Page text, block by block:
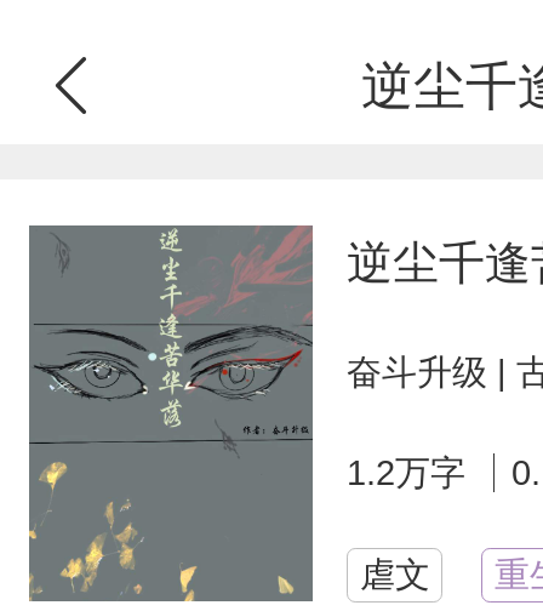
逆尘千
逆尘千
奋斗升级 |
1.2万字
虐文 重